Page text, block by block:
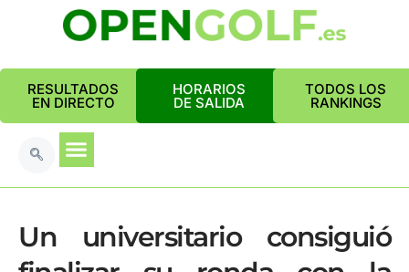
RESULTADOS
EN DIRECTO
HORARIOS
DE SALIDA
TODOS LOS
RANKINGS
Un universitario consiguió